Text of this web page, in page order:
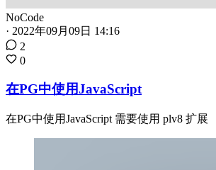
NoCode
· 2022年09月09日 14:16
2
0
在PG中使用JavaScript
在PG中使用JavaScript 需要使用 plv8 扩展